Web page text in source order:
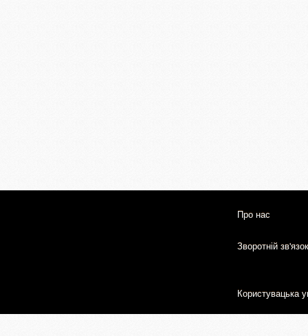
Про нас
Зворотній зв'язок
Користувацька